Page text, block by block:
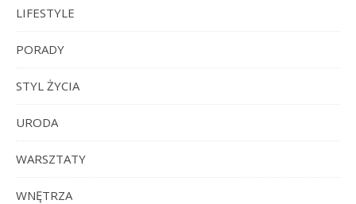
LIFESTYLE
PORADY
STYL ŻYCIA
URODA
WARSZTATY
WNĘTRZA